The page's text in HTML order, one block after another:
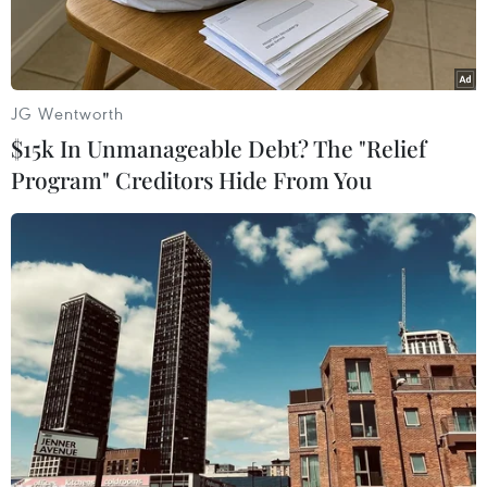
Đối tượng Ngọc (trái) và Sài (phải) tại cơ quan điều tra.
(Nguồn: Cand.com.vn)
Ngày 29/6, Tòa án Nhân dân thành phố Hà Nội
đã mở phiên tòa xét xử sơ thẩm và tuyên án tử
hình đối với cả 2 bị cáo: Trương Quang Ngọc
JG Wentworth
$15k In Unmanageable Debt? The "Relief
Program" Creditors Hide From You